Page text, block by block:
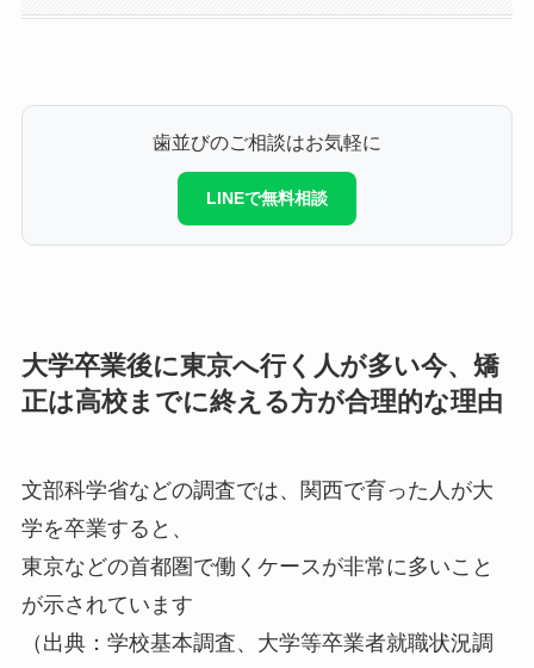
歯並びのご相談はお気軽に
LINEで無料相談
大学卒業後に東京へ行く人が多い今、矯
正は高校までに終える方が合理的な理由
文部科学省などの調査では、関西で育った人が大
学を卒業すると、
東京などの首都圏で働くケースが非常に多いこと
が示されています
（出典：学校基本調査、大学等卒業者就職状況調